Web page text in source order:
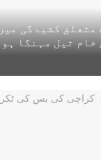
متعلق کشیدگی
خام تیل مہنگا